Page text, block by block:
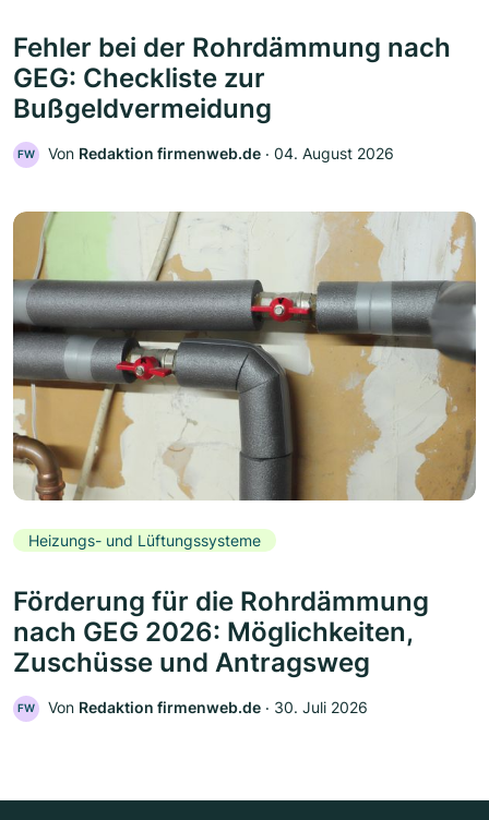
Fehler bei der Rohrdämmung nach
GEG: Checkliste zur
Bußgeldvermeidung
FW Von Redaktion firmenweb.de ‧ 04. August 2026
Heizungs- und Lüftungssysteme
Förderung für die Rohrdämmung
nach GEG 2026: Möglichkeiten,
Zuschüsse und Antragsweg
FW Von Redaktion firmenweb.de ‧ 30. Juli 2026